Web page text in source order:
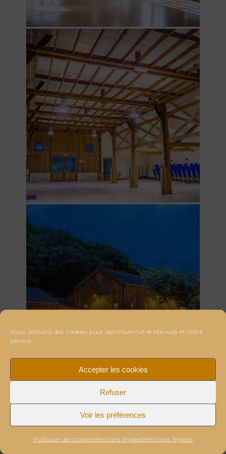
Nous utilisons des cookies pour optimiser notre site web et notre
service.
Accepter les cookies
Refuser
Voir les préférences
Politique de cookiesMentions légalesMentions légales